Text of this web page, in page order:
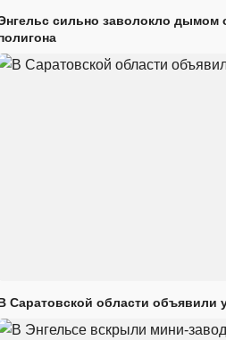
сильно заволокло дымом
Саратовской области объявили